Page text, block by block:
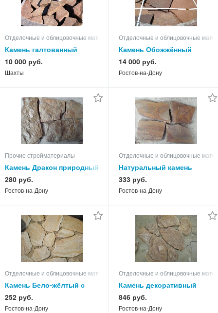
Отделочные и облицовочные материалы
Камень галтованный
красный Толстяк песчаник
ростовский природный
10 000 руб.
Шахты
Отделочные и облицовочные
Камень Обожжённый
терракотово-красный
природный натуральный
14 000 руб.
Ростов-на-Дону
Прочие стройматериалы
Камень Дракон природный
песчаник натуральный
пластушка
280 руб.
Ростов-на-Дону
Отделочные и облицовочные
Натуральный камень
Осенняя листва песчаник
пластушка
333 руб.
Ростов-на-Дону
Отделочные и облицовочные материалы
Камень Бело-жёлтый с
разводами природный
песчаник
252 руб.
Ростов-на-Дону
Отделочные и облицовочные
Камень декоративный
Шкура тигра натуральный
песчаник
846 руб.
Ростов-на-Дону